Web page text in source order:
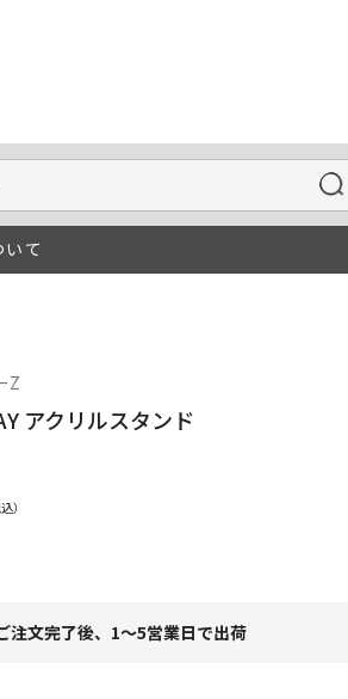
て
Z
アクリルスタンド
注文完了後、1～5営業日で出荷